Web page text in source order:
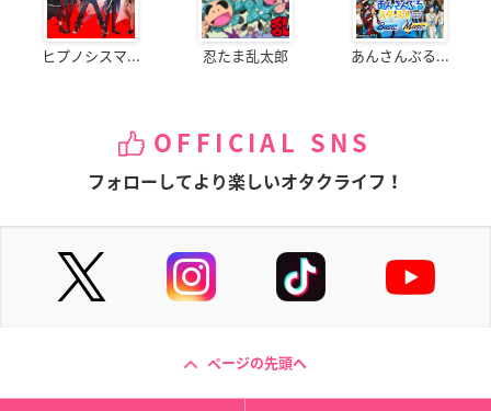
ヒプノシスマ... 忍たま乱太郎 あんさんぶる...
OFFICIAL SNS
フォローしてより楽しいオタクライフ！
ページの先頭へ